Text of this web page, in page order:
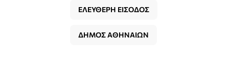
ΕΛΕΥΘΕΡΗ ΕΙΣΟΔΟΣ
ΔΗΜΟΣ ΑΘΗΝΑΙΩΝ